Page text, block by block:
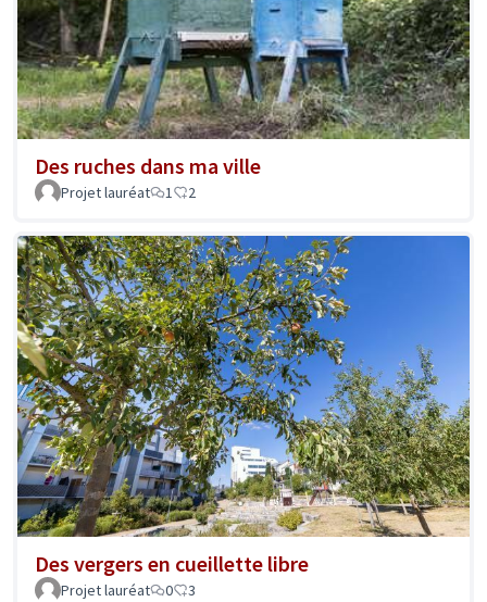
Des ruches dans ma ville
Projet lauréat 1 2
Des vergers en cueillette libre
Projet lauréat 0 3